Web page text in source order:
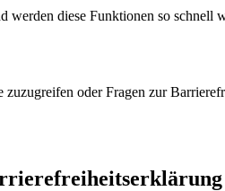
werden diese Funktionen so schnell
oder Fragen zur